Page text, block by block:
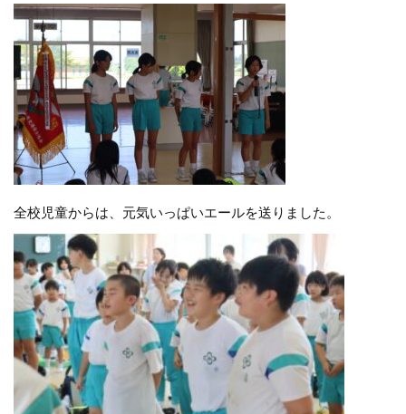
全校児童からは、元気いっぱいエールを送りました。